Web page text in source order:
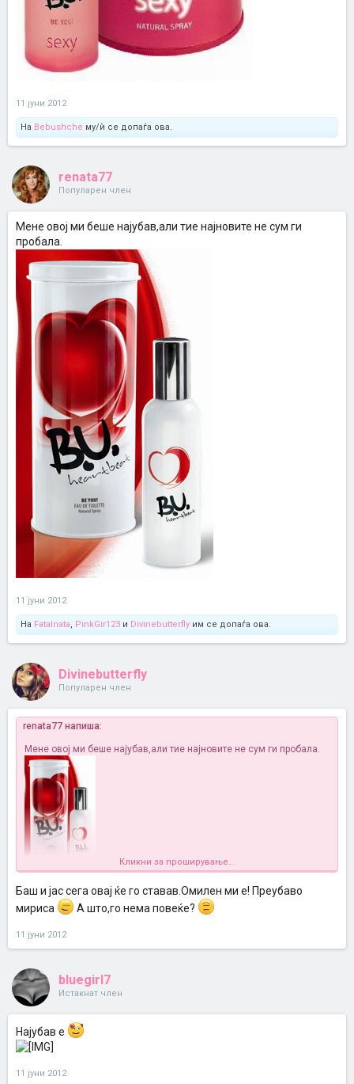
11 јуни 2012
На Bebushche му/ѝ се допаѓа ова.
renata77
Популарен член
Meне овој ми беше најубав,али тие најновите не сум ги
пробала.
11 јуни 2012
На Fatalnata, PinkGir123 и Divinebutterfly им се допаѓа ова.
Divinebutterfly
Популарен член
renata77 напиша:
Meне овој ми беше најубав,али тие најновите не сум ги пробала.
Кликни за проширување...
Баш и јас сега овај ќе го ставав.Омилен ми е! Преубаво
мириса
А што,го нема повеќе?
11 јуни 2012
bluegirl7
Истакнат член
Најубав е
11 јуни 2012